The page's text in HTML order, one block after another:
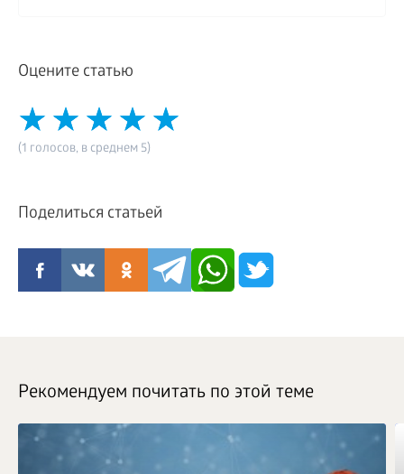
Оцените статью
(1 голосов, в среднем 5)
Поделиться статьей
Рекомендуем почитать по этой теме